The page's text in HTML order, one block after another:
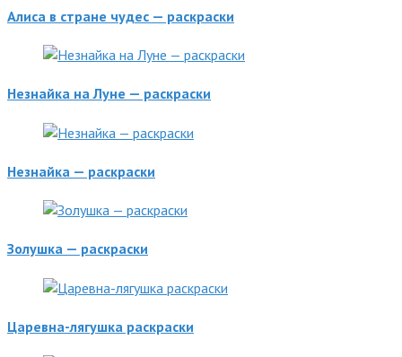
Алиса в стране чудес — раскраски
Незнайка на Луне — раскраски
Незнайка — раскраски
Золушка — раскраски
Царевна-лягушка раскраски